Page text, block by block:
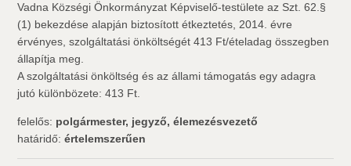
Vadna Községi Önkormányzat Képviselő-testülete az Szt. 62.§
(1) bekezdése alapján biztosított étkeztetés, 2014. évre
érvényes, szolgáltatási önköltségét 413 Ft/ételadag összegben
állapítja meg.
A szolgáltatási önköltség és az állami támogatás egy adagra
jutó különbözete: 413 Ft.
felelős: polgármester, jegyző, élemezésvezető
határidő:értelemszerűen